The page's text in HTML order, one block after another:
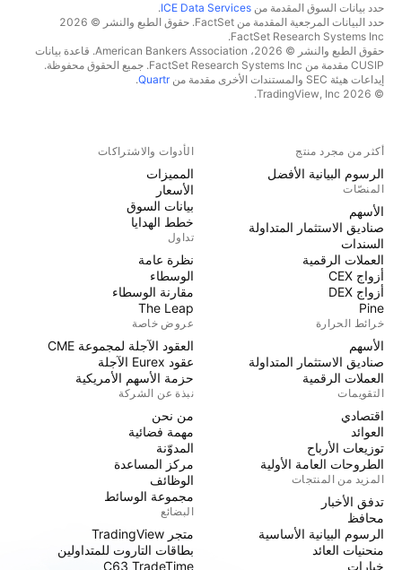
حدد بيانات السوق المقدمة من ICE Data Services
.
حدد البيانات المرجعية المقدمة من FactSet. حقوق الطبع والنشر © 2026
FactSet Research Systems Inc.
حقوق الطبع والنشر © 2026، American Bankers Association. قاعدة بيانات
CUSIP مقدمة من FactSet Research Systems Inc. جميع الحقوق محفوظة.
إيداعات هيئة SEC والمستندات الأخرى مقدمة من
Quartr
.
© 2026 TradingView, Inc.
أكثر من مجرد منتج
الرسوم البيانية الأفضل
المنصّات
الأسهم
صناديق الاستثمار المتداولة
السندات
العملات الرقمية
أزواج CEX
أزواج DEX
Pine
خرائط الحرارة
الأسهم
صناديق الاستثمار المتداولة
العملات الرقمية
التقويمات
اقتصادي
العوائد
توزيعات الأرباح
الطروحات العامة الأولية
المزيد من المنتجات
تدفق الأخبار
محافظ
الرسوم البيانية الأساسية
منحنيات العائد
خيارات
الأدوات والاشتراكات
المميزات
الأسعار
بيانات السوق
خطط الهدايا
تداول
نظرة عامة
الوسطاء
مقارنة الوسطاء
The Leap
عروض خاصة
العقود الآجلة لمجموعة CME
عقود Eurex الآجلة
حزمة الأسهم الأمريكية
نبذة عن الشركة
من نحن
مهمة فضائية
المدوّنة
مركز المساعدة
الوظائف
مجموعة الوسائط
البضائع
متجر TradingView
بطاقات التاروت للمتداولين
C63 TradeTime